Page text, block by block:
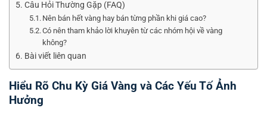
Câu Hỏi Thường Gặp (FAQ)
Nên bán hết vàng hay bán từng phần khi giá cao?
Có nên tham khảo lời khuyên từ các nhóm hội về vàng
không?
Bài viết liên quan
Hiểu Rõ Chu Kỳ Giá Vàng và Các Yếu Tố Ảnh
Hưởng